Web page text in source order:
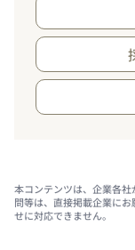
本コンテンツは、企業各
問等は、直接掲載企業に
せに対応できません。